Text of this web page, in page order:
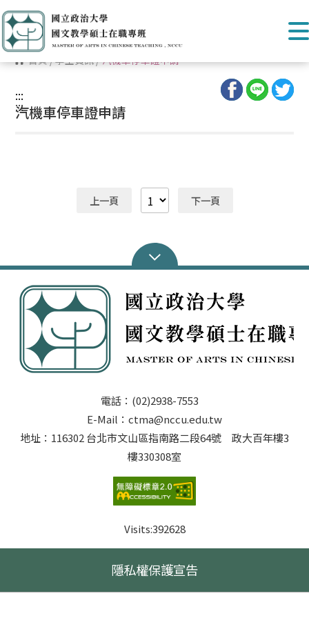
首頁/學生資訊/汽機車停車證申請
:::
:::
汽機車停車證申請
上一頁 下一頁
電話：(02)2938-7553
E-Mail：ctma@nccu.edu.tw
地址：116302 台北市文山區指南路二段64號 政大百年樓3
樓330308室
Visits:392628
隱私權保護宣告